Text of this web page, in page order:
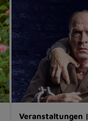
Veranstaltungen |